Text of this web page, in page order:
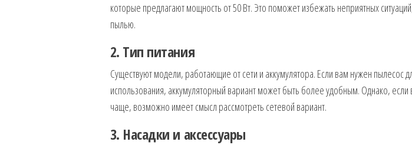
которые предлагают мощность от 50 Вт. Это поможет избежать неприятных
пылью.
2. Тип питания
Существуют модели, работающие от сети и аккумулятора. Если вам нужен пылесос
использования, аккумуляторный вариант может быть более удобным. Однако, если
чаще, возможно имеет смысл рассмотреть сетевой вариант.
3. Насадки и аксессуары